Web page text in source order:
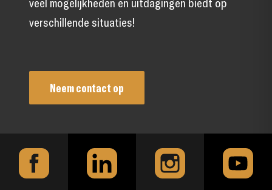
veel mogelijkheden en uitdagingen biedt op
verschillende situaties!
Neem contact op